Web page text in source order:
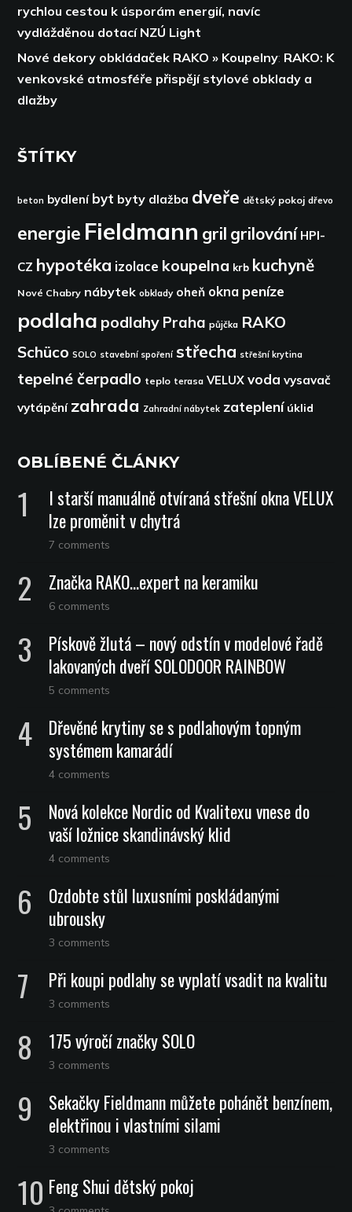
rychlou cestou k úsporám energií, navíc
vydlážděnou dotací NZÚ Light
Nové dekory obkládaček RAKO » Koupelny: RAKO: K
venkovské atmosféře přispějí stylové obklady a
dlažby
ŠTÍTKY
beton bydlení byt byty dlažba dveře dětský pokoj dřevo
energie Fieldmann gril grilování HPI-
CZ hypotéka izolace koupelna krb kuchyně
Nové Chabry nábytek obklady oheň okna peníze
podlaha podlahy Praha půjčka RAKO
Schüco SOLO stavební spoření střecha střešní krytina
tepelné čerpadlo teplo terasa VELUX voda vysavač
vytápění zahrada Zahradní nábytek zateplení úklid
OBLÍBENÉ ČLÁNKY
I starší manuálně otvíraná střešní okna VELUX
lze proměnit v chytrá
7 comments
Značka RAKO…expert na keramiku
6 comments
Pískově žlutá – nový odstín v modelové řadě
lakovaných dveří SOLODOOR RAINBOW
5 comments
Dřevěné krytiny se s podlahovým topným
systémem kamarádí
4 comments
Nová kolekce Nordic od Kvalitexu vnese do
vaší ložnice skandinávský klid
4 comments
Ozdobte stůl luxusními poskládanými
ubrousky
3 comments
Při koupi podlahy se vyplatí vsadit na kvalitu
3 comments
175 výročí značky SOLO
3 comments
Sekačky Fieldmann můžete pohánět benzínem,
elektřinou i vlastními silami
3 comments
Feng Shui dětský pokoj